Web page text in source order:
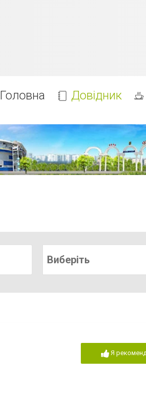
Головна Довідник
Виберіть
Я